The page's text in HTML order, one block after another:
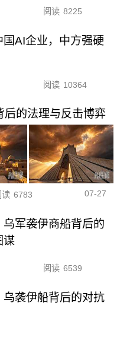
阅读 8225
国AI企业，中方强硬
阅读 10364
后的法理与反击博弈
读 6783 07-27
乌军袭伊商船背后的
谋
阅读 6539
乌袭伊船背后的对抗